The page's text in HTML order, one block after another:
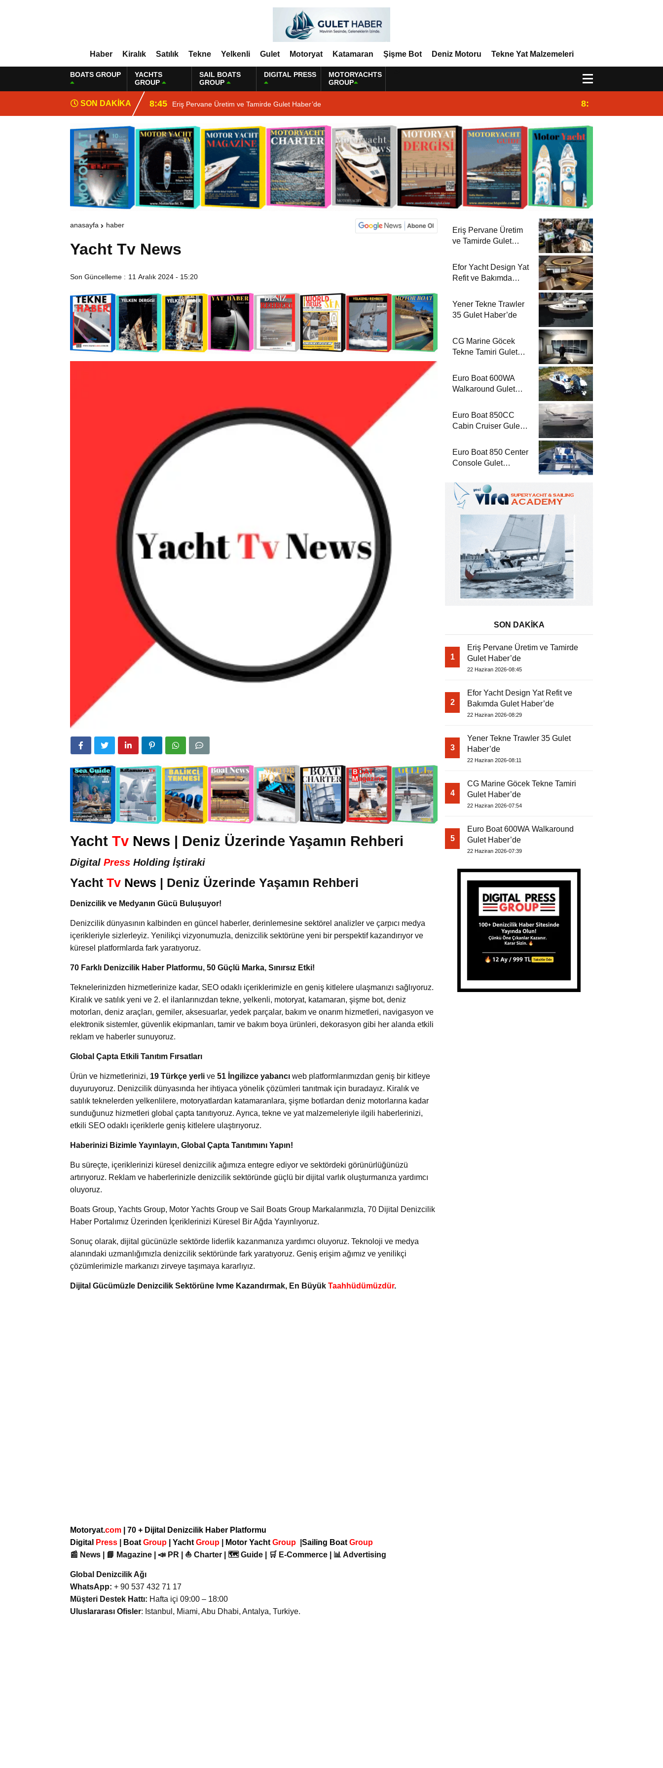
Haber Kiralık Satılık Tekne Yelkenli Gulet Motoryat Katamaran Şişme Bot Deniz Motoru Tekne Yat Malzemeleri
BOATS GROUP
YACHTS
GROUP
SAIL BOATS
GROUP
DIGITAL PRESS
MOTORYACHTS
GROUP
SON DAKİKA 8:45 Eriş Pervane Üretim ve Tamirde Gulet Haber’de 8:29
anasayfa haber
Yacht Tv News
Son Güncelleme : 11 Aralık 2024 - 15:20
Yacht Tv News | Deniz Üzerinde Yaşamın Rehberi
Digital Press Holding İştiraki
Yacht Tv News | Deniz Üzerinde Yaşamın Rehberi
Denizcilik ve Medyanın Gücü Buluşuyor!
Denizcilik dünyasının kalbinden en güncel haberler, derinlemesine sektörel analizler ve çarpıcı medya
içerikleriyle sizlerleyiz. Yenilikçi vizyonumuzla, denizcilik sektörüne yeni bir perspektif kazandırıyor ve
küresel platformlarda fark yaratıyoruz.
70 Farklı Denizcilik Haber Platformu, 50 Güçlü Marka, Sınırsız Etki!
Teknelerinizden hizmetlerinize kadar, SEO odaklı içeriklerimizle en geniş kitlelere ulaşmanızı sağlıyoruz.
Kiralık ve satılık yeni ve 2. el ilanlarınızdan tekne, yelkenli, motoryat, katamaran, şişme bot, deniz
motorları, deniz araçları, gemiler, aksesuarlar, yedek parçalar, bakım ve onarım hizmetleri, navigasyon ve
elektronik sistemler, güvenlik ekipmanları, tamir ve bakım boya ürünleri, dekorasyon gibi her alanda etkili
reklam ve haberler sunuyoruz.
Global Çapta Etkili Tanıtım Fırsatları
Ürün ve hizmetlerinizi, 19 Türkçe yerli ve 51 İngilizce yabancı web platformlarımızdan geniş bir kitleye
duyuruyoruz. Denizcilik dünyasında her ihtiyaca yönelik çözümleri tanıtmak için buradayız. Kiralık ve
satılık teknelerden yelkenlilere, motoryatlardan katamaranlara, şişme botlardan deniz motorlarına kadar
sunduğunuz hizmetleri global çapta tanıtıyoruz. Ayrıca, tekne ve yat malzemeleriyle ilgili haberlerinizi,
etkili SEO odaklı içeriklerle geniş kitlelere ulaştırıyoruz.
Haberinizi Bizimle Yayınlayın, Global Çapta Tanıtımını Yapın!
Bu süreçte, içeriklerinizi küresel denizcilik ağımıza entegre ediyor ve sektördeki görünürlüğünüzü
artırıyoruz. Reklam ve haberlerinizle denizcilik sektöründe güçlü bir dijital varlık oluşturmanıza yardımcı
oluyoruz.
Boats Group, Yachts Group, Motor Yachts Group ve Sail Boats Group Markalarımızla, 70 Dijital Denizcilik
Haber Portalımız Üzerinden İçeriklerinizi Küresel Bir Ağda Yayınlıyoruz.
Sonuç olarak, dijital gücünüzle sektörde liderlik kazanmanıza yardımcı oluyoruz. Teknoloji ve medya
alanındaki uzmanlığımızla denizcilik sektöründe fark yaratıyoruz. Geniş erişim ağımız ve yenilikçi
çözümlerimizle markanızı zirveye taşımaya kararlıyız.
Dijital Gücümüzle Denizcilik Sektörüne Ivme Kazandırmak, En Büyük Taahhüdümüzdür.
Motoryat.com | 70 + Dijital Denizcilik Haber Platformu
Digital
Press Boat Group Yacht Group Motor Yacht Group Sailing Boat Group
📰 News | 📘 Magazine | 📣 PR | ⛵ Charter | 🗺️ Guide | 🛒 E-Commerce | 📊 Advertising
Global Denizcilik Ağı
WhatsApp: + 90 537 432 71 17
Müşteri Destek Hattı: Hafta içi 09:00 – 18:00
Uluslararası Ofisler: Istanbul, Miami, Abu Dhabi, Antalya, Turkiye.
Eriş Pervane Üretim
ve Tamirde Gulet
Efor Yacht Design Yat
Refit ve Bakımda
Yener Tekne Trawler
35 Gulet Haber’de
CG Marine Göcek
Tekne Tamiri Gulet
Euro Boat 600WA
Walkaround Gulet
Euro Boat 850CC
Cabin Cruiser Gulet
Euro Boat 850 Center
Console Gulet
SON DAKİKA
1
Eriş Pervane Üretim ve Tamirde
Gulet Haber’de
22 Haziran 2026-08:45
2
Efor Yacht Design Yat Refit ve
Bakımda Gulet Haber’de
22 Haziran 2026-08:29
3
Yener Tekne Trawler 35 Gulet
Haber’de
22 Haziran 2026-08:11
4
CG Marine Göcek Tekne Tamiri
Gulet Haber’de
22 Haziran 2026-07:54
5
Euro Boat 600WA Walkaround
Gulet Haber’de
22 Haziran 2026-07:39